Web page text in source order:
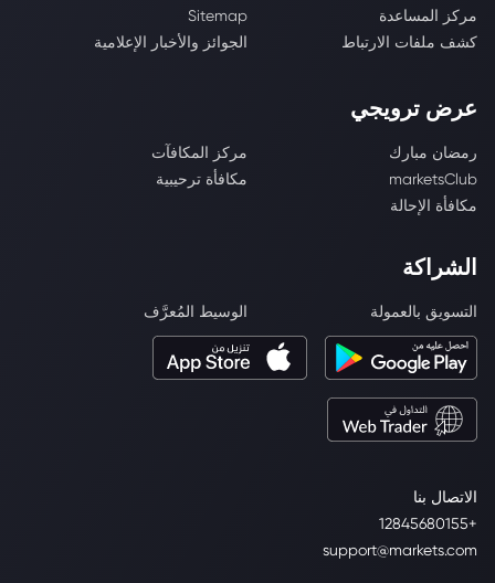
الاتصال بنا
+12845680155
support@markets.com
مركز المساعدة
Sitemap
كشف ملفات الارتباط
الجوائز والأخبار الإعلامية
عرض ترويجي
رمضان مبارك
مركز المكافآت
marketsClub
مكافأة ترحيبية
مكافأة الإحالة
الشراكة
التسويق بالعمولة الوسيط المُعرَّف